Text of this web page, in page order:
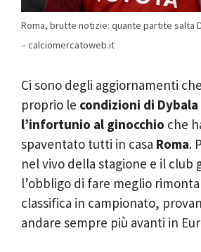
Roma, brutte notizie: quante partite salta
– calciomercatoweb.it
Ci sono degli aggiornamenti
proprio le condizioni di
l’infortunio al ginocchio che
spaventato tutti in casa Roma.
nel vivo della stagione e il club
l’obbligo di fare meglio
classifica in campionato,
andare sempre più avanti in